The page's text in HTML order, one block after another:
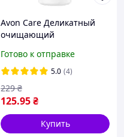
Avon Care Деликатный
очищающий
женской интимной
гигиены с экстрактом
ромашки
Готово к отправке
5.0 (4)
125.95₴
229 ₴
Купить